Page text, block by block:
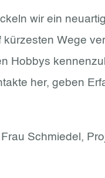
wir ein
Wege
Hobbys
her, geben
Schmiedel,